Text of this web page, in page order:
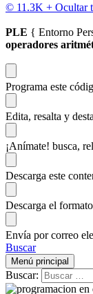
© 11.3K + Ocultar
PLE { Entorno
operadores
Programa este
Edita, resalta y
¡Anímate! busca,
Descarga este
Descarga el
Envía por correo
Buscar
Menú principal
Buscar: